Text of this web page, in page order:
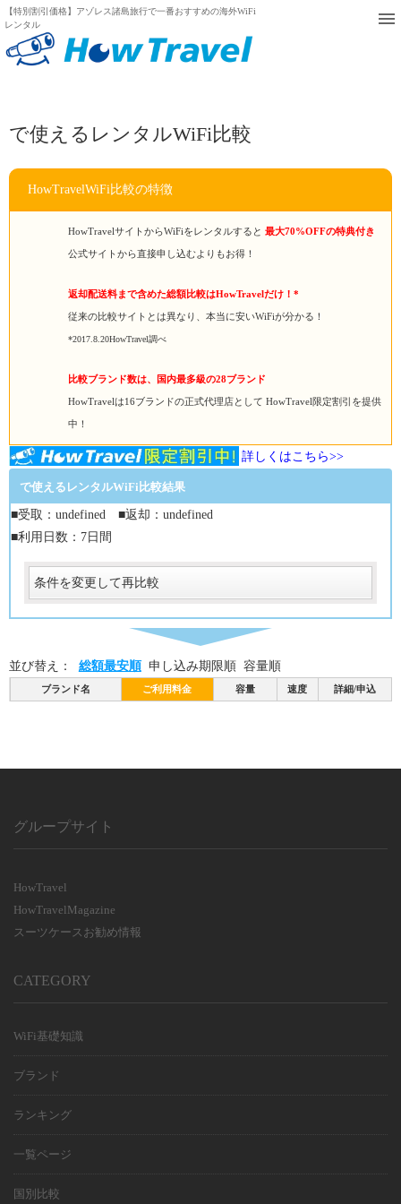
【特別割引価格】アゾレス諸島旅行で一番おすすめの海外WiFi
レンタル
で使えるレンタルWiFi比較
HowTravelWiFi比較の特徴
HowTravelサイトからWiFiをレンタルすると 最大70%OFFの特典付き
公式サイトから直接申し込むよりもお得！
返却配送料まで含めた総額比較はHowTravelだけ！*
従来の比較サイトとは異なり、本当に安いWiFiが分かる！
*2017.8.20HowTravel調べ
比較ブランド数は、国内最多級の28ブランド
HowTravelは16ブランドの正式代理店として HowTravel限定割引を提供
中！
詳しくはこちら>>
で使えるレンタルWiFi比較結果
■受取：undefined ■返却：undefined
■利用日数：7日間
条件を変更して再比較
受取場所
必須
返却方法
利用日数
並び替え： 総額最安順 申し込み期限順 容量順
ブランド名 ご利用料金 容量 速度 詳細/申込
グループサイト
HowTravel
HowTravelMagazine
スーツケースお勧め情報
CATEGORY
WiFi基礎知識
ブランド
ランキング
一覧ページ
国別比較